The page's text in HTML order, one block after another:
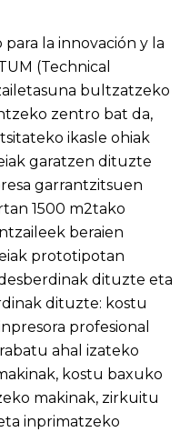
para la innovación y la
(Technical
bultzatzeko
zentro bat da,
ikasle ohiak
garatzen dituzte
garrantzitsuen
1500 m2tako
beraien
prototipotan
dituzte eta
dituzte: kostu
profesional
ahal izateko
kostu baxuko
makinak, zirkuitu
inprimatzeko